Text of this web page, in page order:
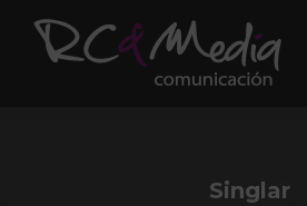
Singlar